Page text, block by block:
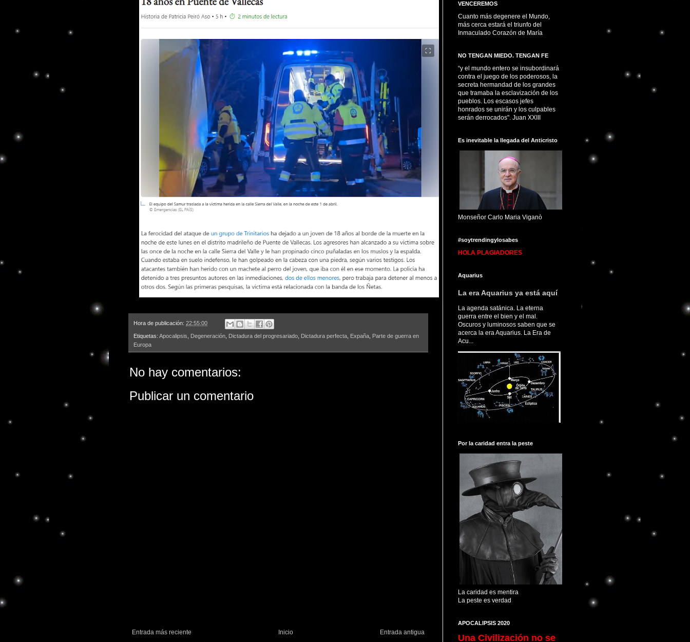
Hora de publicación: 22:55:00
Etiquetas: Apocalipsis Degeneración Dictadura del progresariado Dictadura perfecta Expaña Parte de guerra en
Europa
No hay comentarios:
Publicar un comentario
Entrada más reciente Entrada antigua
Inicio
VENCEREMOS
Cuanto más degenere el Mundo,
más cerca estará el triunfo del
Inmaculado Corazón de María
NO TENGAN MIEDO. TENGAN FE
“y el mundo entero se insubordinará
contra el juego de los poderosos, la
secreta hermandad de los grandes
que tramaba la esclavización de los
pueblos. Los escasos jefes
honrados se unirán y los culpables
serán derrocados". Juan XXIII
Es inevitable la llegada del Anticristo
Monseñor Carlo Maria Viganò
#soytrendingylosabes
HOLA PLAGIADORES
Aquarius
La era Aquarius ya está aquí
La agenda satánica. La eterna
guerra entre el bien y el mal.
Oscuros y luminosos saben que se
acerca la era Aquarius. La Era de
Acu...
Por la caridad entra la peste
La caridad es mentira
La peste es verdad
APOCALIPSIS 2020
Una Civilización no se